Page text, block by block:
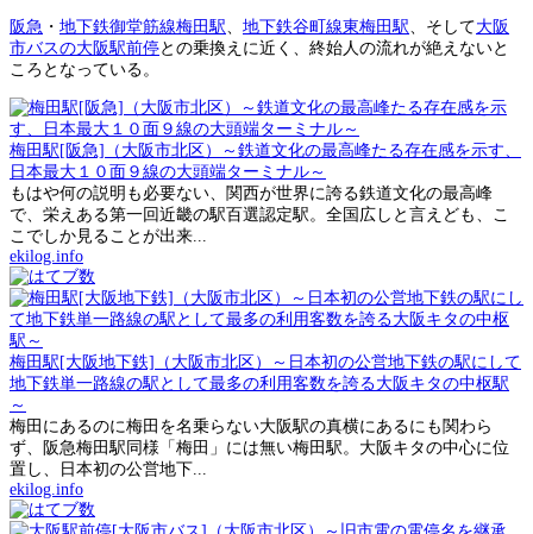
阪急 ・ 地下鉄御堂筋線梅田駅、 地下鉄谷町線東梅田駅、そして大阪
市バスの大阪駅前停との乗換えに近く、終始人の流れが絶えないと
ころとなっている。
梅田駅[阪急]（大阪市北区）～鉄道文化の最高峰たる存在感を示す、
日本最大１０面９線の大頭端ターミナル～
もはや何の説明も必要ない、関西が世界に誇る鉄道文化の最高峰
で、栄えある第一回近畿の駅百選認定駅。全国広しと言えども、こ
こでしか見ることが出来...
ekilog.info
梅田駅[大阪地下鉄]（大阪市北区）～日本初の公営地下鉄の駅にして
地下鉄単一路線の駅として最多の利用客数を誇る大阪キタの中枢駅
～
梅田にあるのに梅田を名乗らない大阪駅の真横にあるにも関わら
ず、阪急梅田駅同様「梅田」には無い梅田駅。大阪キタの中心に位
置し、日本初の公営地下...
ekilog.info